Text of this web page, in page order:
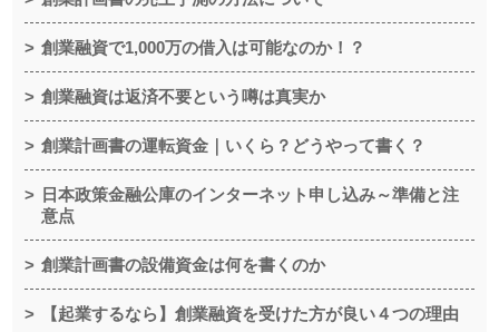
創業融資で1,000万の借入は可能なのか！？
創業融資は返済不要という噂は真実か
創業計画書の運転資金｜いくら？どうやって書く？
日本政策金融公庫のインターネット申し込み～準備と注
意点
創業計画書の設備資金は何を書くのか
【起業するなら】創業融資を受けた方が良い４つの理由